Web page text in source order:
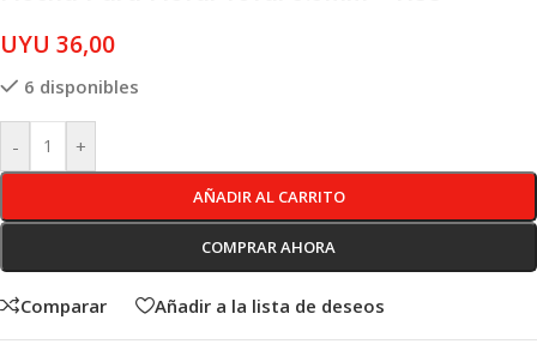
UYU 36,00
6 disponibles
- +
AÑADIR AL CARRITO
COMPRAR AHORA
Comparar Añadir a la lista de deseos